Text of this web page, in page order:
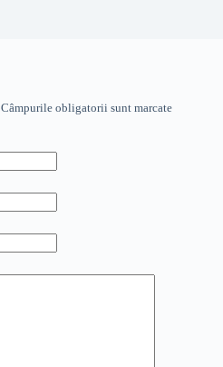
Câmpurile obligatorii sunt marcate